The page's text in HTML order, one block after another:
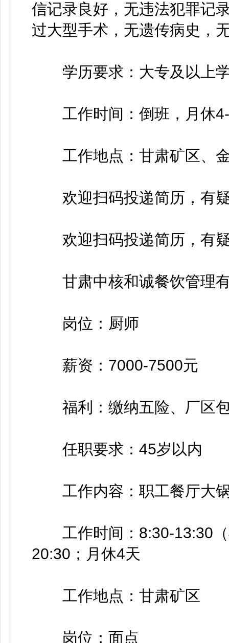
信记录良好，无违法犯罪记
过大型手术，无遗传病史，
学历要求：大专及以上
工作时间：倒班，月休
工作地点：甘肃矿区、
欢迎扫码投递简历，有疑
欢迎扫码投递简历，有疑
甘肃中核和诚餐饮管理
岗位：厨师
薪资：7000-7500元
福利：缴纳五险、厂区
任职要求：45岁以内
工作内容：职工餐厅大
工作时间：8:30-13:30（
20:30；月休4天
工作地点：甘肃矿区
岗位：面点